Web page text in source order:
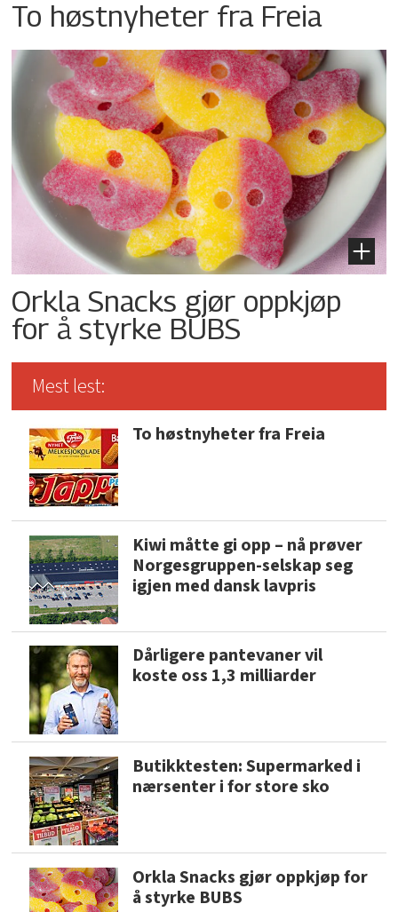
To høstnyheter fra Freia
Orkla Snacks gjør oppkjøp
for å styrke BUBS
Mest lest:
To høstnyheter fra Freia
Kiwi måtte gi opp – nå prøver
Norgesgruppen-selskap seg
igjen med dansk lavpris
Dårligere pantevaner vil
koste oss 1,3 milliarder
Butikktesten: Supermarked i
nærsenter i for store sko
Orkla Snacks gjør oppkjøp for
å styrke BUBS